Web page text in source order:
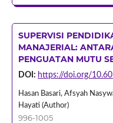
SUPERVISI
MANAJERIAL:
PENGUATAN MUTU
DOI: https://doi.org/
Hasan Basari, Afsyah
Hayati (Author)
996-1005